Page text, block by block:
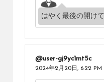
はやく最後の開けて
@user-gj9yc1mt5c
2024年2月20日, 6:22 PM